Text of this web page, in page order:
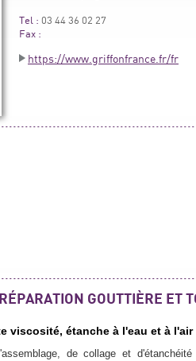
Tel : 03 44 36 02 27
Fax :
https://www.griffonfrance.fr/fr
GOUTTIÈRE
viscosité, étanche à l'eau et à l'air
de collage et